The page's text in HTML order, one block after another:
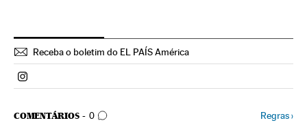
Receba o boletim do EL PAÍS América
Politica El País Brasil en Instagram
COMENTÁRIOS 0
COMENTÁRIOS Regras›